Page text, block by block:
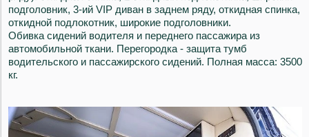
подголовник, 3-ий VIP диван в заднем ряду, откидная спинка,
откидной подлокотник, широкие подголовники.
Обивка сидений водителя и переднего пассажира из
автомобильной ткани. Перегородка - защита тумб
водительского и пассажирского сидений. Полная масса: 3500
кг.